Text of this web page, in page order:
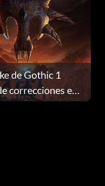
de Gothic 1
correcciones en